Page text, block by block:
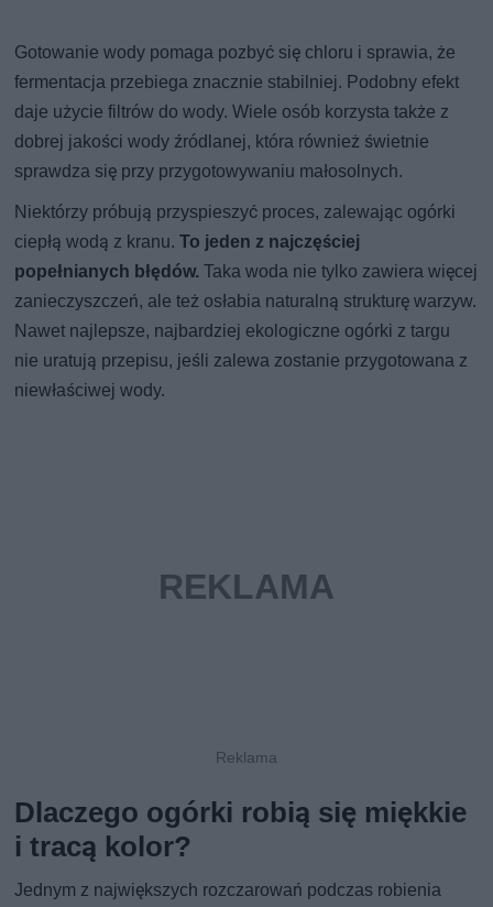
Gotowanie wody pomaga pozbyć się chloru i sprawia, że
fermentacja przebiega znacznie stabilniej. Podobny efekt
daje użycie filtrów do wody. Wiele osób korzysta także z
dobrej jakości wody źródlanej, która również świetnie
sprawdza się przy przygotowywaniu małosolnych.
Niektórzy próbują przyspieszyć proces, zalewając ogórki
ciepłą wodą z kranu.To jeden z najczęściej
popełnianych błędów. Taka woda nie tylko zawiera więcej
zanieczyszczeń, ale też osłabia naturalną strukturę warzyw.
Nawet najlepsze, najbardziej ekologiczne ogórki z targu
nie uratują przepisu, jeśli zalewa zostanie przygotowana z
niewłaściwej wody.
Dlaczego ogórki robią się miękkie
i tracą kolor?
Jednym z największych rozczarowań podczas robienia